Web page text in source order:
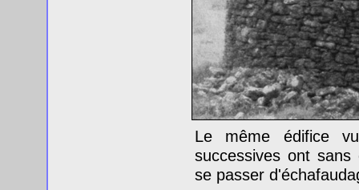
Le même édifice
successives ont
se passer